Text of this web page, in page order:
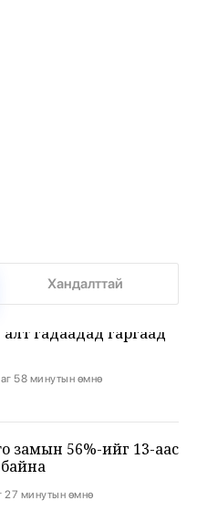
Хандалттай
гадаадад гаргаад
58 минутын өмнө
27 минутын өмнө